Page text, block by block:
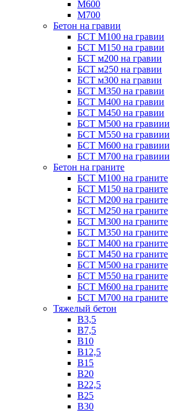
М600
М700
Бетон на гравии
БСТ М100 на гравии
БСТ М150 на гравии
БСТ м200 на гравии
БСТ м250 на гравии
БСТ м300 на гравии
БСТ М350 на гравии
БСТ М400 на гравии
БСТ М450 на гравии
БСТ М500 на гравиии
БСТ М550 на гравиии
БСТ М600 на гравиии
БСТ М700 на гравиии
Бетон на граните
БСТ М100 на граните
БСТ М150 на граните
БСТ М200 на граните
БСТ М250 на граните
БСТ М300 на граните
БСТ М350 на граните
БСТ М400 на граните
БСТ М450 на граните
БСТ М500 на граните
БСТ М550 на граните
БСТ М600 на граните
БСТ М700 на граните
Тяжелый бетон
В3,5
B7,5
В10
В12,5
B15
B20
В22,5
В25
B30